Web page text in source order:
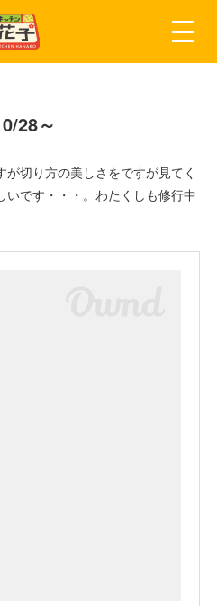
28～
切り方の美しさをですが見てく
です・・・。わたくしも修行中